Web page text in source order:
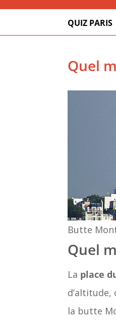
QUIZ PARIS
Quel
Butte
Quel
La place
d’altitude,
la butte